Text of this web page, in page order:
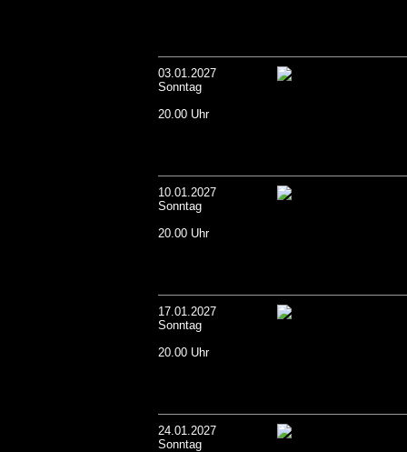
03.01.2027
Sonntag
20.00 Uhr
10.01.2027
Sonntag
20.00 Uhr
17.01.2027
Sonntag
20.00 Uhr
24.01.2027
Sonntag